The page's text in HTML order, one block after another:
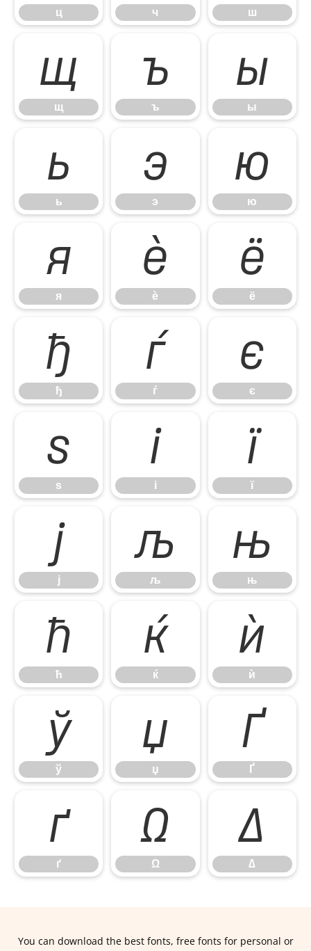
ц ч ш
щ
щ
ъ
ъ
ы
ы
ь
ь
э
э
ю
ю
я
я
ѐ
ѐ
ё
ё
ђ
ђ
ѓ
ѓ
є
є
ѕ
ѕ
і
і
ї
ї
ј
ј
љ
љ
њ
њ
ћ
ћ
ќ
ќ
ѝ
ѝ
ў
ў
џ
џ
Ґ
Ґ
ґ
ґ
Ω
Ω
∆
∆
You can download the best fonts, free fonts for personal or